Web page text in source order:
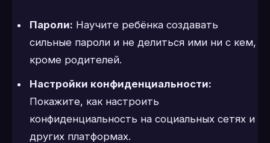
Пароли: Научите ребёнка создавать
сильные пароли и не делиться ими ни с кем,
кроме родителей.
Настройки конфиденциальности:
Покажите, как настроить
конфиденциальность на социальных сетях и
других платформах.